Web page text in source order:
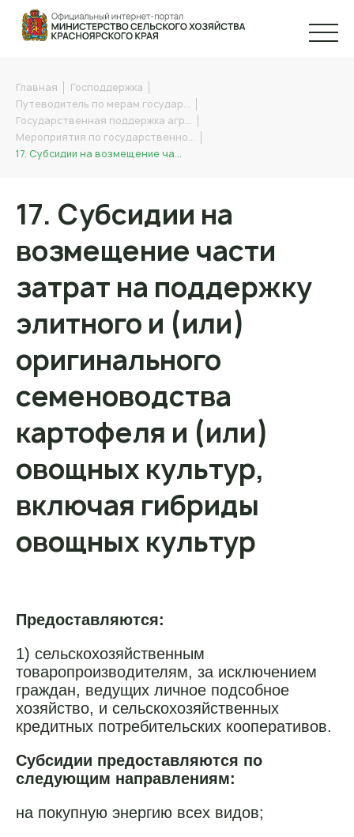
Главная
Господдержка
Путеводитель по мерам государ…
Государственная поддержка агр…
Мероприятия по государственно…
17. Субсидии на возмещение ча…
17. Субсидии на
возмещение части
затрат на поддержку
элитного и (или)
оригинального
семеноводства
картофеля и (или)
овощных культур,
включая гибриды
овощных культур
Предоставляются:
1) сельскохозяйственным
товаропроизводителям, за исключением
граждан, ведущих личное подсобное
хозяйство, и сельскохозяйственных
кредитных потребительских кооперативов.
Субсидии предоставляются по
следующим направлениям:
на покупную энергию всех видов;